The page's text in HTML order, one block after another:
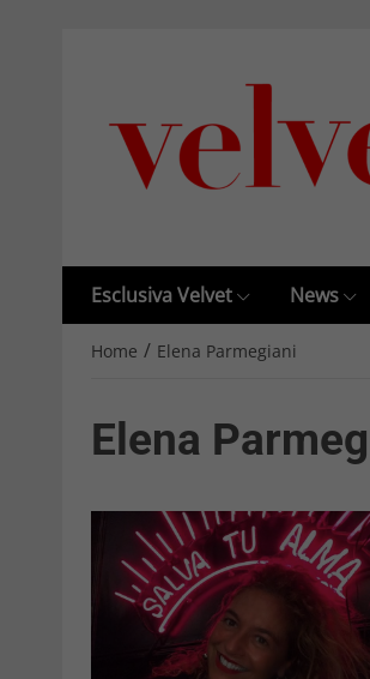
Esclusiva Velvet News
Home / Elena Parmegiani
Elena